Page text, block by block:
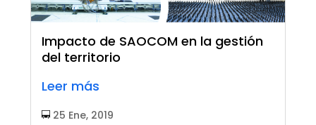
Impacto de SAOCOM en la gestión
del territorio
Leer más
25 Ene, 2019